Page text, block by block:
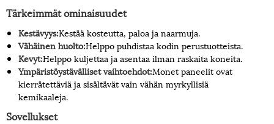
Tärkeimmät ominaisuudet
Kestävyys:Kestää kosteutta, paloa ja naarmuja.
Vähäinen huolto:Helppo puhdistaa kodin perustuotteista.
Kevyt:Helppo kuljettaa ja asentaa ilman raskaita koneita.
Ympäristöystävälliset vaihtoehdot:Monet paneelit ovat
kierrätettäviä ja sisältävät vain vähän myrkyllisiä
kemikaaleja.
Sovellukset